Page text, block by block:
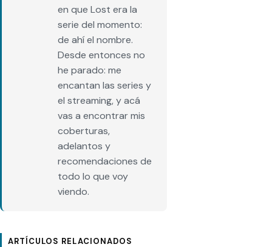
en que Lost era la
serie del momento:
de ahí el nombre.
Desde entonces no
he parado: me
encantan las series y
el streaming, y acá
vas a encontrar mis
coberturas,
adelantos y
recomendaciones de
todo lo que voy
viendo.
ARTÍCULOS RELACIONADOS